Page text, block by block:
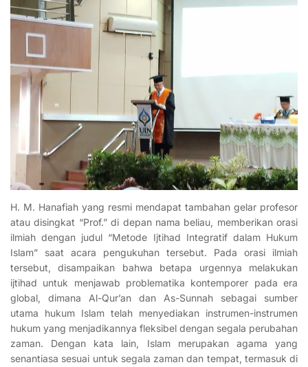
H. M. Hanafiah yang resmi mendapat tambahan gelar profesor
atau disingkat “Prof.” di depan nama beliau, memberikan orasi
ilmiah dengan judul “Metode Ijtihad Integratif dalam Hukum
Islam” saat acara pengukuhan tersebut. Pada orasi ilmiah
tersebut, disampaikan bahwa betapa urgennya melakukan
ijtihad untuk menjawab problematika kontemporer pada era
global, dimana Al-Qur’an dan As-Sunnah sebagai sumber
utama hukum Islam telah menyediakan instrumen-instrumen
hukum yang menjadikannya fleksibel dengan segala perubahan
zaman. Dengan kata lain, Islam merupakan agama yang
senantiasa sesuai untuk segala zaman dan tempat, termasuk di